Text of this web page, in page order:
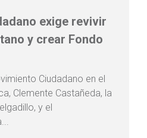
exige revivir
y crear Fondo
Ciudadano en el
Clemente Castañeda, la
y el